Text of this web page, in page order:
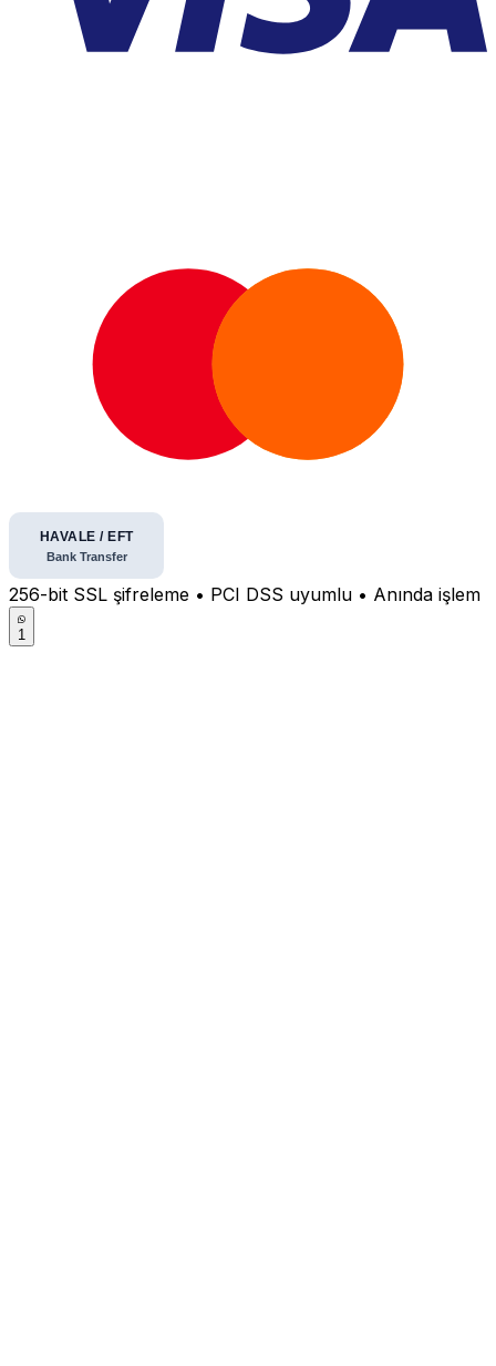
256-bit SSL şifreleme • PCI DSS uyumlu • Anında işlem
1